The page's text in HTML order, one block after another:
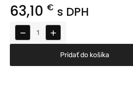
63,10 € s DPH
− +
Pridať do košíka